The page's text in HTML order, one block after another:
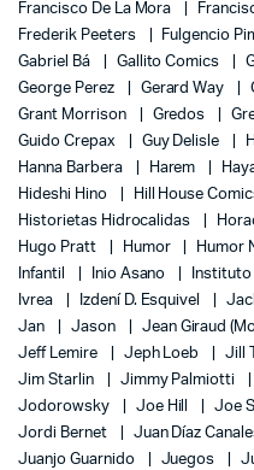
Francisco De La Mora
Frederik Peeters
Fulgencio
Gabriel Bá
Gallito Comics
George Perez
Gerard Way
Grant Morrison
Gredos
Guido Crepax
Guy Delisle
Hanna Barbera
Harem
Hideshi Hino
Hill House
Historietas Hidrocalidas
Hugo Pratt
Humor Humor
Infantil
Inio Asano Instituto
Ivrea
Izdení D. Esquivel
Jan
Jason Jean Giraud
Jeff Lemire
Jeph Loeb Jill
Jim Starlin
Jimmy Palmiotti
Jodorowsky
Joe Hill Joe
Jordi Bernet
Juan Díaz
Juanjo Guarnido
Juegos